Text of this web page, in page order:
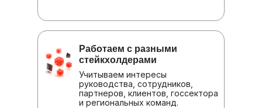
Учитываем интересы
руководства, сотрудников,
партнеров, клиентов, госсектора
и региональных команд.
Работаем с разными
стейкхолдерами